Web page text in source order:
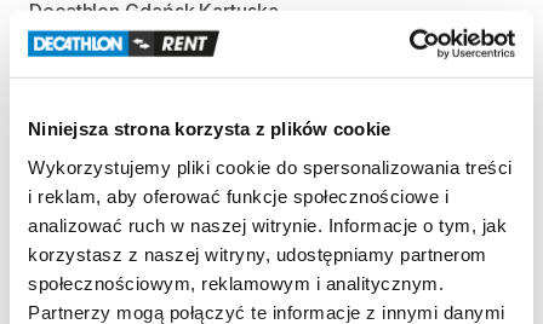
Niniejsza strona korzysta z plików cookie
Wykorzystujemy pliki cookie do spersonalizowania treści
i reklam, aby oferować funkcje społecznościowe i
analizować ruch w naszej witrynie. Informacje o tym, jak
korzystasz z naszej witryny, udostępniamy partnerom
społecznościowym, reklamowym i analitycznym.
Partnerzy mogą połączyć te informacje z innymi danymi
Decathlon Gdańsk Kartuska
Szczęśliwa 1, 80-176 Gdańsk, Polska
Decathlon Gdańsk Przymorze
Decathlon Gliwice
Aleja Jana Nowaka-Jeziorańskiego 7, 44-102 Gliwice, Polska
Decathlon Gniezno
Gdańska 112, 62-200 Gniezno, Polska
Decathlon Inowrocław
aleja Niepodległości 35, 88-100 Inowrocław, Polska